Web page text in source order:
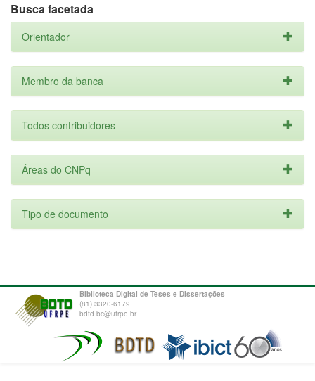
Busca facetada
Orientador
Membro da banca
Todos contribuidores
Áreas do CNPq
Tipo de documento
Biblioteca Digital de Teses e Dissertações
(81) 3320-6179
bdtd.bc@ufrpe.br